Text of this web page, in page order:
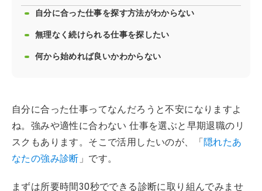
自分に合った仕事を探す方法がわからない
無理なく続けられる仕事を探したい
何から始めれば良いかわからない
自分に合った仕事ってなんだろうと不安になりますよ
ね。強みや適性に合わない 仕事を選ぶと早期退職のリ
スクもあります。そこで活用したいのが、「隠れたあ
なたの強み診断 」です。
まずは所要時間30秒でできる診断に取り組んでみませ